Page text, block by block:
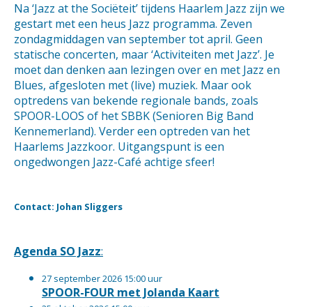
Na ‘Jazz at the Sociëteit’ tijdens Haarlem Jazz zijn we
gestart met een heus Jazz programma. Zeven
zondagmiddagen van september tot april. Geen
statische concerten, maar ‘Activiteiten met Jazz’. Je
moet dan denken aan lezingen over en met Jazz en
Blues, afgesloten met (live) muziek. Maar ook
optredens van bekende regionale bands, zoals
SPOOR-LOOS of het SBBK (Senioren Big Band
Kennemerland). Verder een optreden van het
Haarlems Jazzkoor. Uitgangspunt is een
ongedwongen Jazz-Café achtige sfeer!
Contact: Johan Sliggers
Agenda SO Jazz:
27 september 2026 15:00 uur
SPOOR-FOUR met Jolanda Kaart